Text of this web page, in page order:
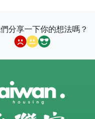
分享一下你的想法嗎？